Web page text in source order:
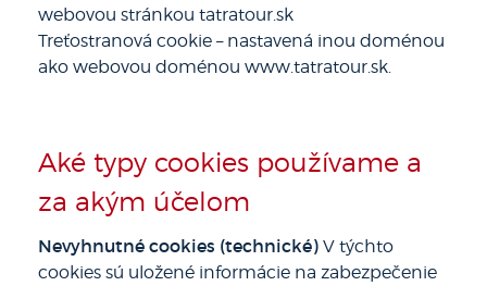
webovou stránkou tatratour.sk
Treťostranová cookie – nastavená inou doménou
ako webovou doménou www.tatratour.sk.
Aké typy cookies používame a
za akým účelom
Nevyhnutné cookies (technické) V týchto
cookies sú uložené informácie na zabezpečenie